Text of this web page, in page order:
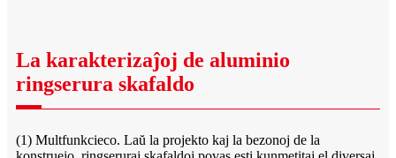
La karakterizaĵoj de aluminio
ringserura skafaldo
(1) Multfunkcieco. Laŭ la projekto kaj la bezonoj de la